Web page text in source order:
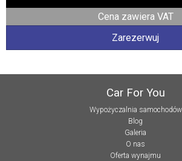
Cena zawiera VAT
Zarezerwuj
Car For You
Wypożyczalnia samochodów
Blog
Galeria
O nas
Oferta wynajmu